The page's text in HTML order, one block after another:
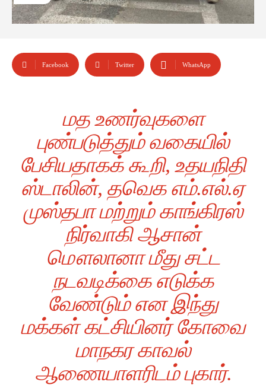
Facebook Twitter WhatsApp
மத உணர்வுகளை
புண்படுத்தும் வகையில்
பேசியதாகக் கூறி, உதயநிதி
ஸ்டாலின், தவெக எம்.எல்.ஏ
முஸ்தபா மற்றும் காங்கிரஸ்
நிர்வாகி ஆசான்
மௌலானா மீது சட்ட
நடவடிக்கை எடுக்க
வேண்டும் என இந்து
மக்கள் கட்சியினர் கோவை
மாநகர காவல்
ஆணையாளரிடம் புகார்.